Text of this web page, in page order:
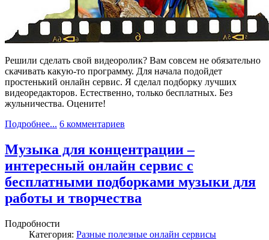
Решили сделать свой видеоролик? Вам совсем не обязательно
скачивать какую-то программу. Для начала подойдет
простенький онлайн сервис. Я сделал подборку лучших
видеоредакторов. Естественно, только бесплатных. Без
жульничества. Оцените!
Подробнее... 6 комментариев
Музыка для концентрации –
интересный онлайн сервис с
бесплатными подборками музыки для
работы и творчества
Подробности
Категория: Разные полезные онлайн сервисы